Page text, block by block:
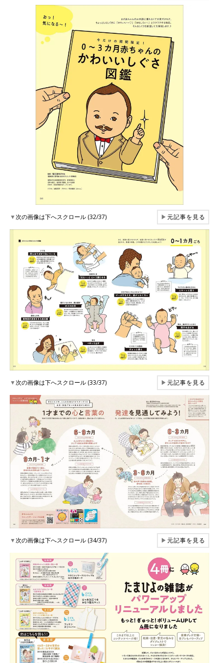
▼次の画像は下へスクロール (32/37) ▶元記事を見る
▼次の画像は下へスクロール (33/37) ▶元記事を見る
▼次の画像は下へスクロール (34/37) ▶元記事を見る